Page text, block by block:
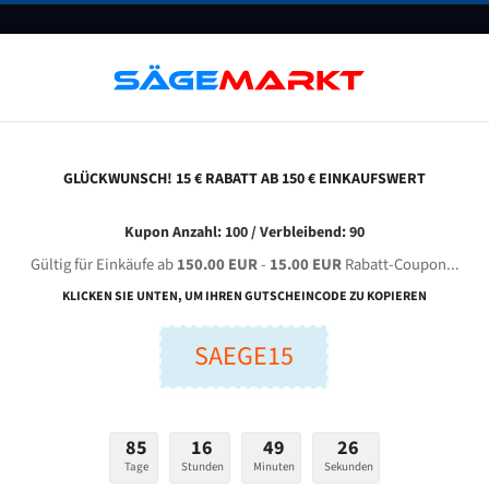
FAQ GUTSCHEINE BLOG KONTAKT
GUANBAO Industrial GD 4230 X für 4200 mm Bi-
Bandsägeblätter
Breite (mm):
GLÜCKWUNSCH! 15 € RABATT AB 150 € EINKAUFSWERT
Kupon Anzahl: 100 / Verbleibend: 90
Gültig für Einkäufe ab150.00 EUR- 15.00 EURRabatt-Coupon...
KLICKEN SIE UNTEN, UM IHREN GUTSCHEINCODE ZU KOPIEREN
SAEGE15
85
Tage
16
Stunden
49
Minuten
25
Sekunden